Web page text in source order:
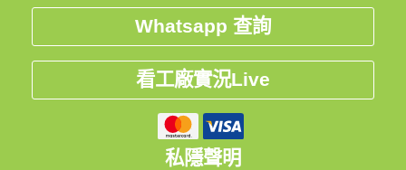
Whatsapp 查詢
看工廠實況Live
私隱聲明